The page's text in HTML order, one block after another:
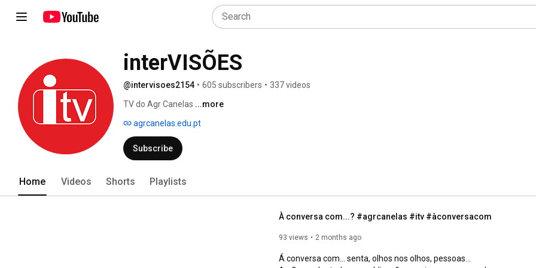
interVISÕES
@intervisoes2154 • 605 subscribers • 337 videos
TV do Agr Canelas ...more
agrcanelas.edu.pt
Subscribe
Home Videos Shorts Playlists
À conversa com...? #agrcanelas #itv #àconversacom
93 views 2 months ago
Á conversa com... senta, olhos nos olhos, pessoas...